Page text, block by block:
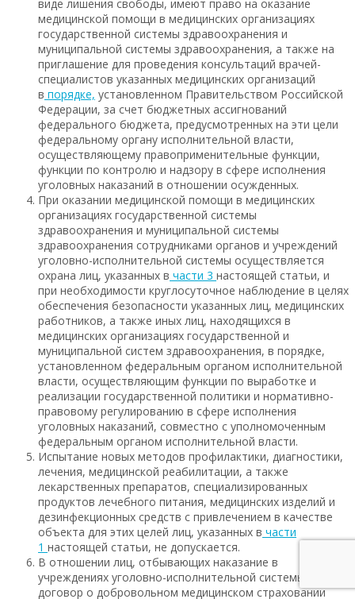
виде лишения свободы, имеют право на оказание
медицинской помощи в медицинских организациях
государственной системы здравоохранения и
муниципальной системы здравоохранения, а также на
приглашение для проведения консультаций врачей-
специалистов указанных медицинских организаций
в порядке, установленном Правительством Российской
Федерации, за счет бюджетных ассигнований
федерального бюджета, предусмотренных на эти цели
федеральному органу исполнительной власти,
осуществляющему правоприменительные функции,
функции по контролю и надзору в сфере исполнения
уголовных наказаний в отношении осужденных.
При оказании медицинской помощи в медицинских
организациях государственной системы
здравоохранения и муниципальной системы
здравоохранения сотрудниками органов и учреждений
уголовно-исполнительной системы осуществляется
охрана лиц, указанных в части 3 настоящей статьи, и
при необходимости круглосуточное наблюдение в целях
обеспечения безопасности указанных лиц, медицинских
работников, а также иных лиц, находящихся в
медицинских организациях государственной и
муниципальной систем здравоохранения, в порядке,
установленном федеральным органом исполнительной
власти, осуществляющим функции по выработке и
реализации государственной политики и нормативно-
правовому регулированию в сфере исполнения
уголовных наказаний, совместно с уполномоченным
федеральным органом исполнительной власти.
Испытание новых методов профилактики, диагностики,
лечения, медицинской реабилитации, а также
лекарственных препаратов, специализированных
продуктов лечебного питания, медицинских изделий и
дезинфекционных средств с привлечением в качестве
объекта для этих целей лиц, указанных в части
1 настоящей статьи, не допускается.
В отношении лиц, отбывающих наказание в
учреждениях уголовно-исполнительной системы,
договор о добровольном медицинском страховании